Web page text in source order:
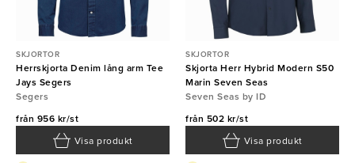
SKJORTOR
Herrskjorta Denim lång arm Tee
Jays Segers
Segers
från 956 kr/st
Visa produkt
SKJORTOR
Skjorta Herr Hybrid Modern S50
Marin Seven Seas
Seven Seas by ID
från 502 kr/st
Visa produkt